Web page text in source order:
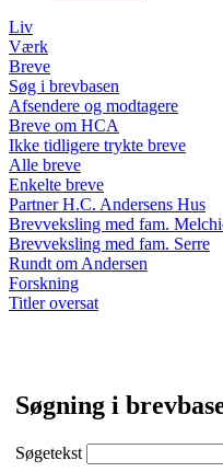
Liv
Værk
Breve
Søg i brevbasen
Afsendere og modtagere
Breve om HCA
Ikke tidligere trykte breve
Alle breve
Enkelte breve
Partner H.C. Andersens Hus
Brevveksling med fam.
Brevveksling med fam. Serre
Rundt om Andersen
Forskning
Titler oversat
Søgning i
Søgetekst